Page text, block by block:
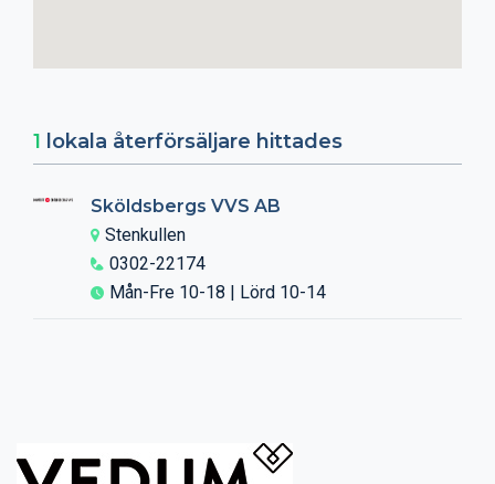
1 lokala återförsäljare hittades
Sköldsbergs VVS AB
Stenkullen
0302-22174
Mån-Fre 10-18 | Lörd 10-14